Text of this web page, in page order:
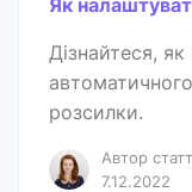
Як
Дізнайтеся,
розсилки.
Автор
7.12.2022